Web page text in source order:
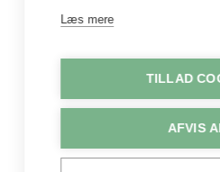
Unika
Log ind / Opret konto
Læs mere
TILLAD
AFVIS